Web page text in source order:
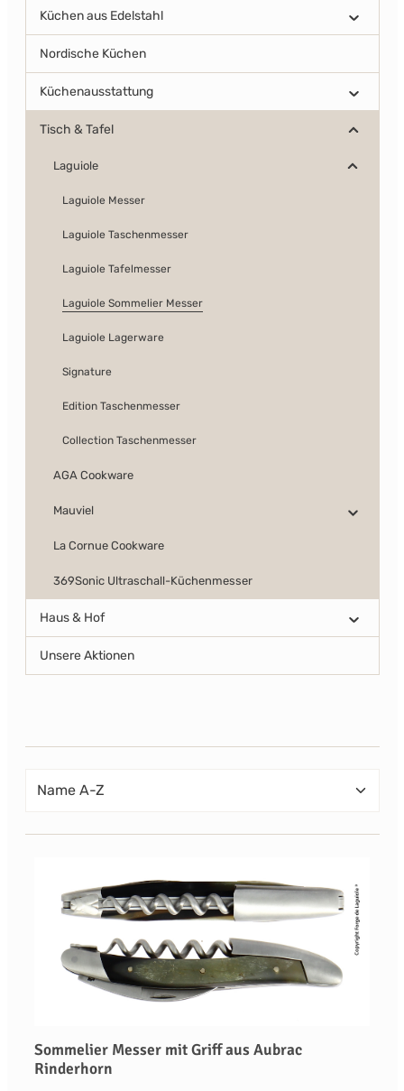
Küchen aus Edelstahl
Nordische Küchen
Küchenausstattung
Tisch & Tafel
Laguiole
Laguiole Messer
Laguiole Taschenmesser
Laguiole Tafelmesser
Laguiole Sommelier Messer
Laguiole Lagerware
Signature
Edition Taschenmesser
Collection Taschenmesser
AGA Cookware
Mauviel
La Cornue Cookware
369Sonic Ultraschall-Küchenmesser
Haus & Hof
Unsere Aktionen
Sommelier Messer mit Griff aus Aubrac
Rinderhorn